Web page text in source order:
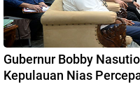
Gubernur Bobby
Kepulauan Nias